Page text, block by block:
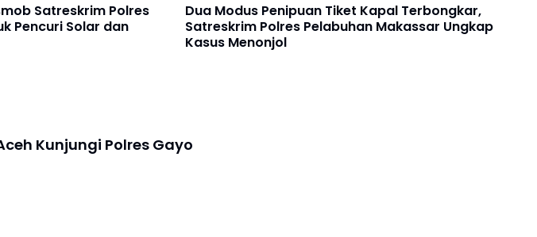
Satreskrim Polres
Pencuri Solar dan
Dua Modus Penipuan Tiket Kapal Terbongkar,
Satreskrim Polres Pelabuhan Makassar Ungkap
Kasus Menonjol
Kunjungi Polres Gayo